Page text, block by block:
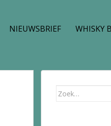
NIEUWSBRIEF WHISKY
Zoek